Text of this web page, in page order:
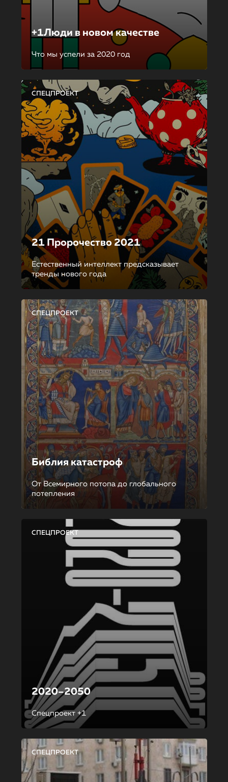
+1Люди в новом качестве
Что мы успели за 2020 год
СПЕЦПРОЕКТ
21 Пророчество 2021
Естественный интеллект предсказывает
тренды нового года
СПЕЦПРОЕКТ
Библия катастроф
От Всемирного потопа до глобального
потепления
СПЕЦПРОЕКТ
2020–2050
Спецпроект +1
СПЕЦПРОЕКТ